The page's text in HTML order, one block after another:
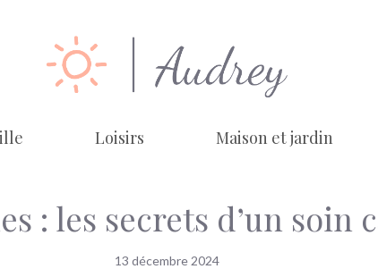
Loisirs Maison et jardin
: les secrets d’un
13 décembre 2024